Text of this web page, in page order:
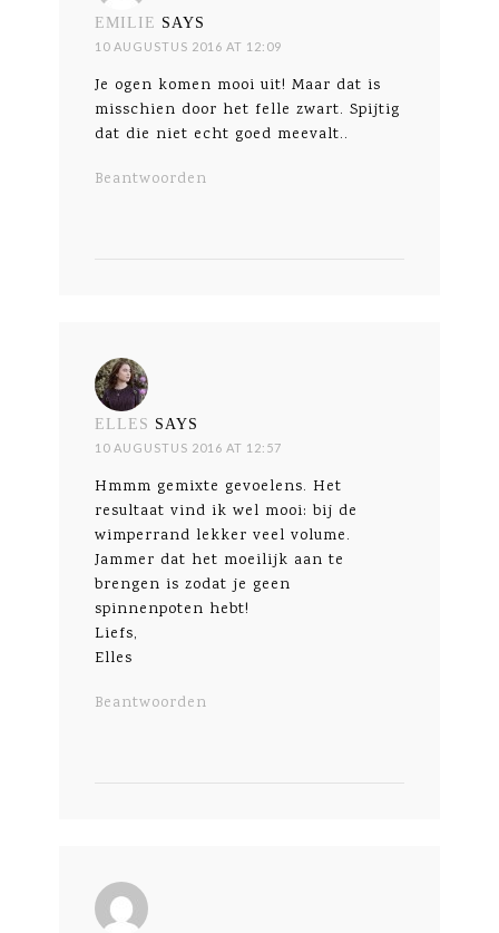
EMILIE SAYS
10 AUGUSTUS 2016 AT 12:09
Je ogen komen mooi uit! Maar dat is
misschien door het felle zwart. Spijtig
dat die niet echt goed meevalt..
Beantwoorden
ELLES SAYS
10 AUGUSTUS 2016 AT 12:57
Hmmm gemixte gevoelens. Het
resultaat vind ik wel mooi: bij de
wimperrand lekker veel volume.
Jammer dat het moeilijk aan te
brengen is zodat je geen
spinnenpoten hebt!
Liefs,
Elles
Beantwoorden